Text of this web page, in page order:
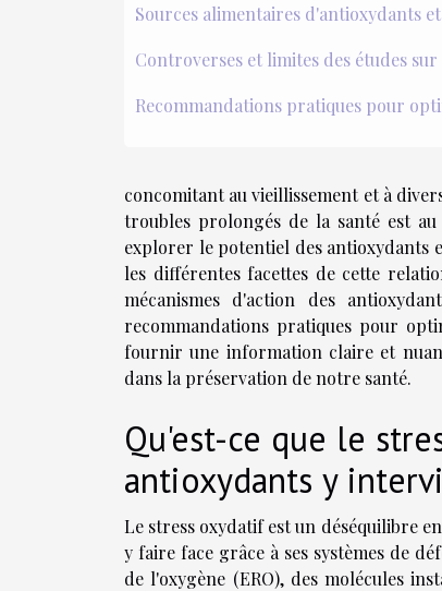
Sources alimentaires d'antioxydants
Controverses et limites des études
Recommandations pratiques pour
concomitant au vieillissement et à
troubles prolongés de la santé est
explorer le potentiel des antioxydants
les différentes facettes de cette
mécanismes d'action des
recommandations pratiques pour
fournir une information claire et
dans la préservation de notre santé.
Qu'est-ce que le
antioxydants y
Le stress oxydatif est un déséquilibre
y faire face grâce à ses systèmes de
de l'oxygène (ERO), des molécules